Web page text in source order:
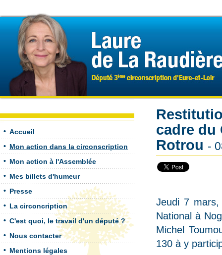
Accueil
Mon action dans la circonscription
Mon action à l'Assemblée
Mes billets d'humeur
Presse
La circoncription
C'est quoi, le travail d'un député ?
Nous contacter
Mentions légales
cadre du
Rotrou -
Jeudi 7 mars,
National à
Michel
130 à y